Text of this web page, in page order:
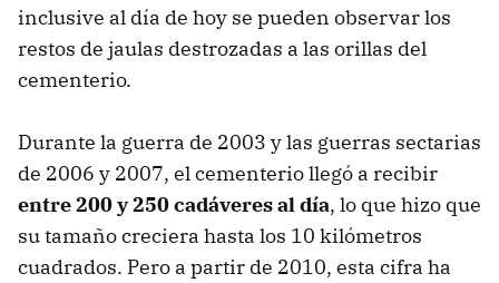
inclusive al día de hoy se pueden observar los
restos de jaulas destrozadas a las orillas del
cementerio.
Durante la guerra de 2003 y las guerras sectarias
de 2006 y 2007, el cementerio llegó a recibir
entre 200 y 250 cadáveres al día, lo que hizo que
su tamaño creciera hasta los 10 kilómetros
cuadrados. Pero a partir de 2010, esta cifra ha